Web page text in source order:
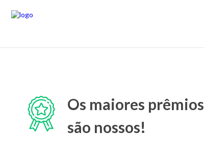
Os maiores prêmios
são nossos!